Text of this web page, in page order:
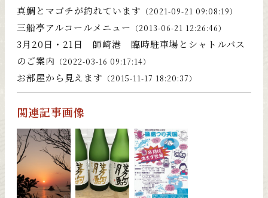
真鯛とマゴチが釣れています （2021-09-21 09:08:19）
三船亭アルコールメニュー （2013-06-21 12:26:46）
3月20日・21日 師崎港 臨時駐車場とシャトルバス
のご案内 （2022-03-16 09:17:14）
お部屋から見えます （2015-11-17 18:20:37）
関連記事画像